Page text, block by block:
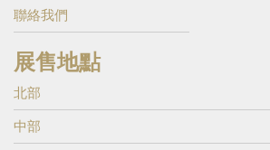
聯絡我們
展售地點
北部
中部